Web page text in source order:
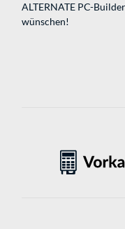
ALTERNATE PC-
wünschen!